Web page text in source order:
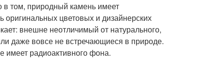
в том, природный камень имеет
оригинальных цветовых и дизайнерских
внешне неотличимый от натурального,
даже вовсе не встречающиеся в природе.
имеет радиоактивного фона.